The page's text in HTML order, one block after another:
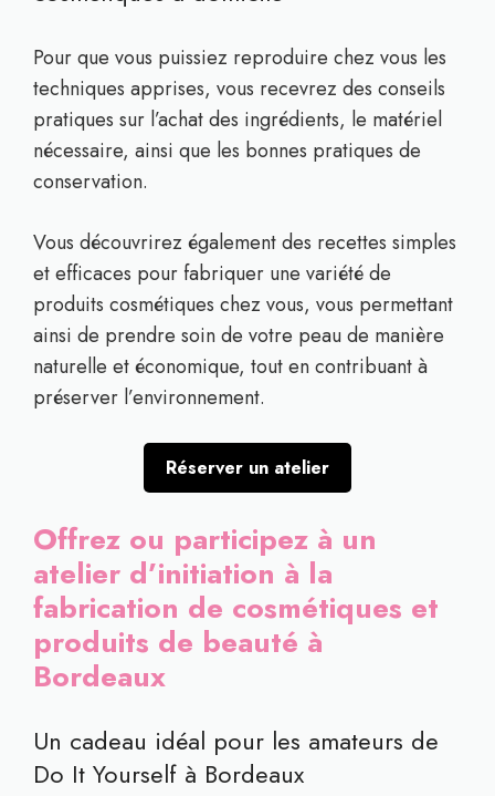
Pour que vous puissiez reproduire chez vous les
techniques apprises, vous recevrez des conseils
pratiques sur l’achat des ingrédients, le matériel
nécessaire, ainsi que les bonnes pratiques de
conservation.
Vous découvrirez également des recettes simples
et efficaces pour fabriquer une variété de
produits cosmétiques chez vous, vous permettant
ainsi de prendre soin de votre peau de manière
naturelle et économique, tout en contribuant à
préserver l’environnement.
Réserver un atelier
Offrez ou participez à un
atelier d’initiation à la
fabrication de cosmétiques et
produits de beauté à
Bordeaux
Un cadeau idéal pour les amateurs de
Do It Yourself à Bordeaux